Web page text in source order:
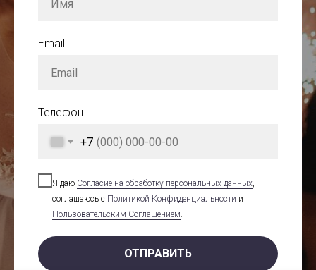
Email
Телефон
+7
Я даю Cогласие на обработку персональных данных,
соглашаюсь с Политикой Конфиденциальности и
Пользовательским Соглашением.
ОТПРАВИТЬ